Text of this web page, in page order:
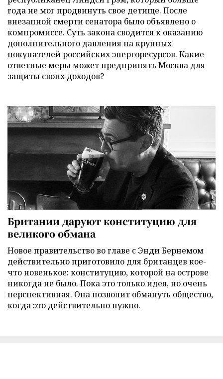
года не мог продвинуть свое детище. После
внезапной смерти сенатора было объявлено о
компромиссе. Суть закона сводится к оказанию
дополнительного давления на крупных
покупателей российских энергоресурсов. Какие
ответные меры может предпринять Москва для
защиты своих доходов?
Британии даруют конституцию для
великого обмана
Новое правительство во главе с Энди Бернемом
действительно приготовило для британцев кое-
что новенькое: конституцию, которой на острове
никогда не было. Пока это только идея, но очень
перспективная. Она позволит обмануть общество,
когда это действительно нужно.